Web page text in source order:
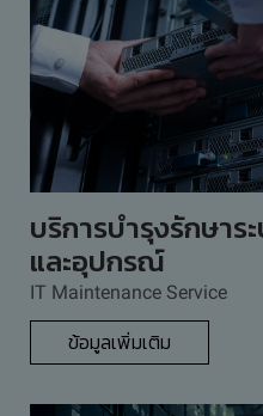
บริการบำรุงรักษาร
และอุปกรณ์
IT Maintenance Service
ข้อมูลเพิ่มเติม